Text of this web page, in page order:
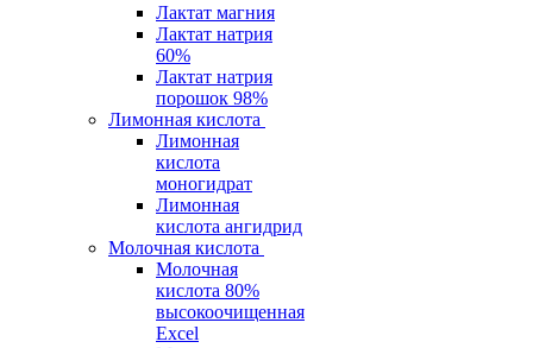
Лактат магния
Лактат натрия
60%
Лактат натрия
порошок 98%
Лимонная кислота
Лимонная
кислота
моногидрат
Лимонная
кислота ангидрид
Молочная кислота
Молочная
кислота 80%
высокоочищенная
Excel